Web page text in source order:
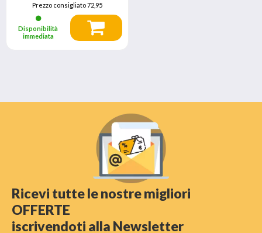
Prezzo consigliato72,95
Disponibilità
immediata
Ricevi tutte le nostre migliori
OFFERTE
iscrivendoti alla Newsletter